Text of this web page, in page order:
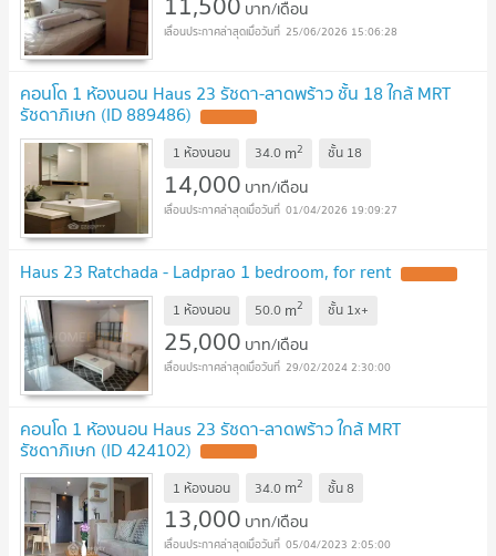
บาท/เดือน
25/06/2026 15:06:28
คอนโด 1 ห้องนอน Haus 23 รัชดา-ลาดพร้าว ชั้น 18 ใกล้ MRT
รัชดาภิเษก (ID 889486)
1 ห้องนอน 34.0 m2 ชั้น 18
14,000 บาท/เดือน
01/04/2026 19:09:27
Haus 23 Ratchada - Ladprao 1 bedroom, for rent
1 ห้องนอน 50.0 m2 ชั้น 1x+
25,000 บาท/เดือน
29/02/2024 2:30:00
คอนโด 1 ห้องนอน Haus 23 รัชดา-ลาดพร้าว ใกล้ MRT
รัชดาภิเษก (ID 424102)
1 ห้องนอน 34.0 m2 ชั้น8
13,000 บาท/เดือน
05/04/2023 2:05:00